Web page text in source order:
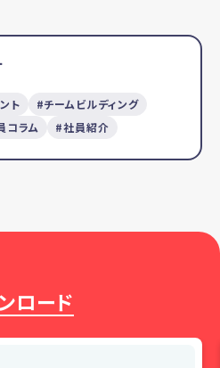
ト
チームビルディング
コラム 社員紹介
ロード